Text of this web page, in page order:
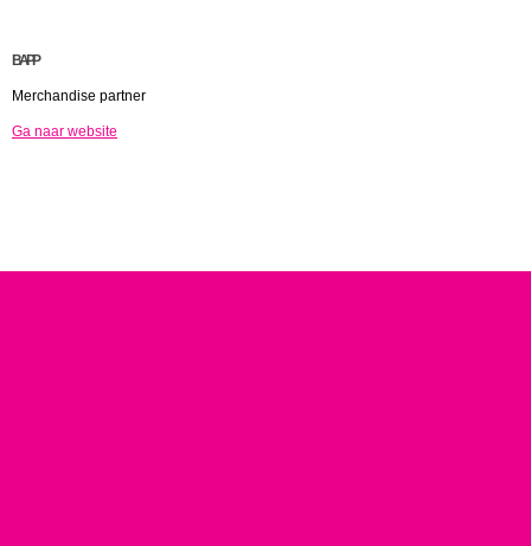
BAPP
Merchandise partner
Ga naar website